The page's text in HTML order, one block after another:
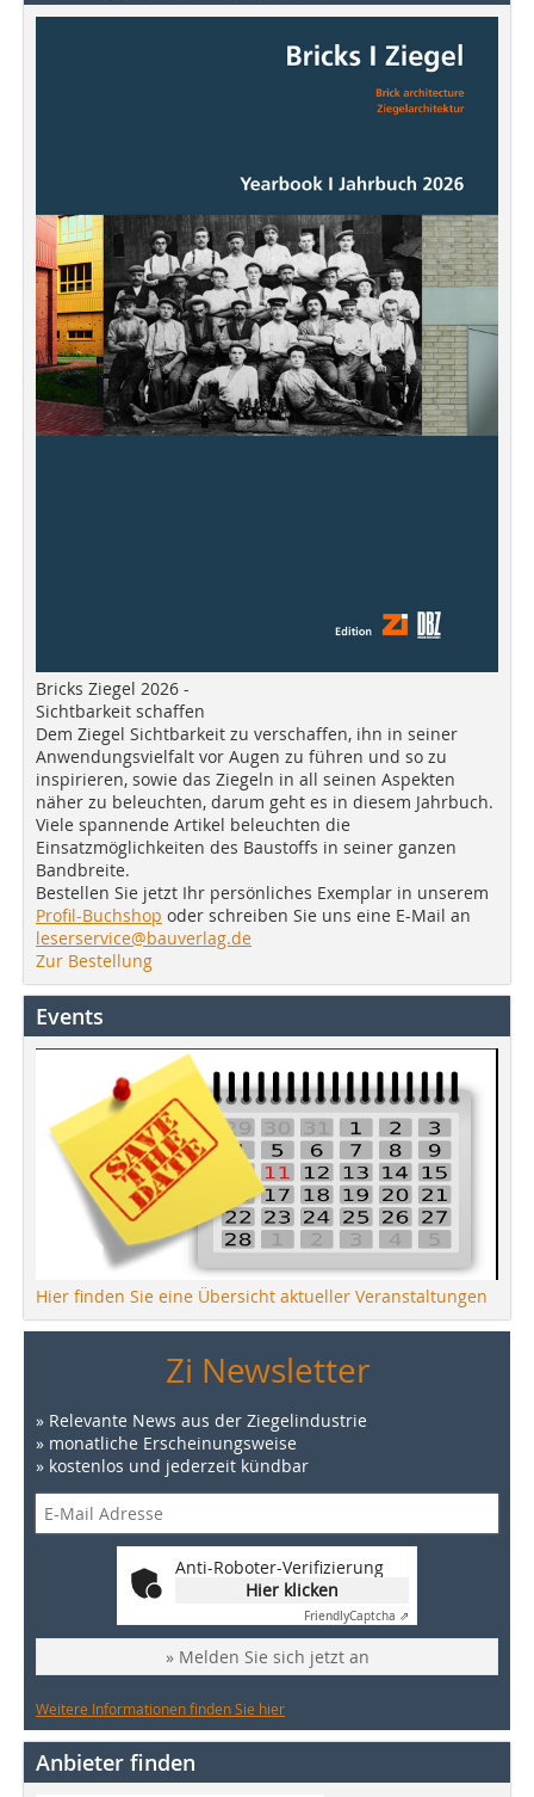
Bricks Ziegel 2026 -
Sichtbarkeit schaffen
Dem Ziegel Sichtbarkeit zu verschaffen, ihn in seiner
Anwendungsvielfalt vor Augen zu führen und so zu
inspirieren, sowie das Ziegeln in all seinen Aspekten
näher zu beleuchten, darum geht es in diesem Jahrbuch.
Viele spannende Artikel beleuchten die
Einsatzmöglichkeiten des Baustoffs in seiner ganzen
Bandbreite.
Bestellen Sie jetzt Ihr persönliches Exemplar in unserem
Profil-Buchshop oder schreiben Sie uns eine E-Mail an
leserservice@bauverlag.de
Zur Bestellung
Events
Hier finden Sie eine Übersicht aktueller Veranstaltungen
Zi Newsletter
» Relevante News aus der Ziegelindustrie
» monatliche Erscheinungsweise
» kostenlos und jederzeit kündbar
Anti-Roboter-Verifizierung
Hier klicken
FriendlyCaptcha ⇗
» Melden Sie sich jetzt an
Weitere Informationen finden Sie hier
Anbieter finden